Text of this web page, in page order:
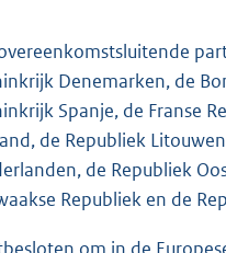
Denemarken, de
Spanje, de Franse
de Republiek
de Republiek
Republiek en de